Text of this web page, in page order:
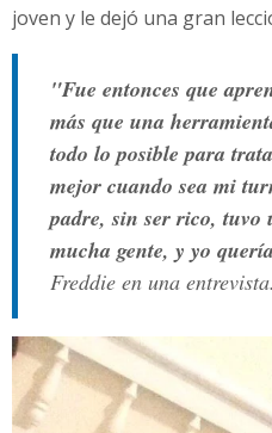
joven y le dejó una gran
"Fue entonces que
más que una
todo lo posible para
mejor cuando sea mi
padre, sin ser rico, tuvo
mucha gente, y yo
Freddie en una entrevista.